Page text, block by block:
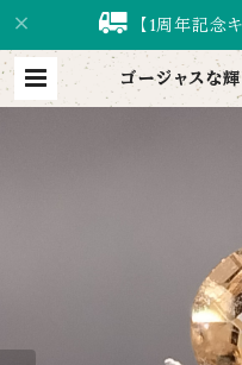
【1周年記念
ゴージャスな
リン【